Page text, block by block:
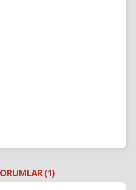
(1)